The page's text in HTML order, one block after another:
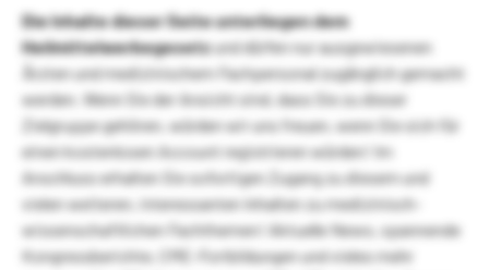
Die Inhalte dieser Seite unterliegen dem
Heilmittelwerbegesetzund dürfen nur ausgewiesenen
Ärzten und medizinischem Fachpersonal zugänglich gemacht
werden. Wenn Sie der Ansicht sind, dass Sie zu dieser
Zielgruppe gehören, würden wir uns freuen, wenn Sie sich für
einen kostenlosen Account registrieren würden! Im
Anschluss erhalten Sie sofortigen Zugang zu diesem und
vielen weiteren, interessanten Inhalten zu medizinisch-
wissenschaftlichen Fachthemen! Aktuelle News, spannende
Kongressberichte, CME-Fortbildungen und vieles mehr